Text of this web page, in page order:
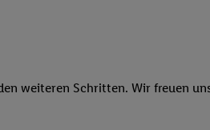
weiteren Schritten. Wir freuen
von Geräten anhand automatisch